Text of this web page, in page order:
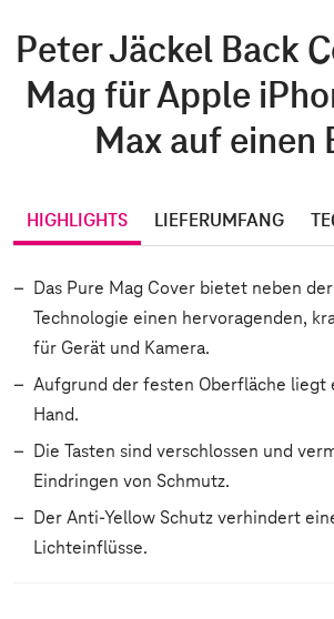
Peter Jäckel Back
Mag für Apple
Max auf einen
HIGHLIGHTS LIEFERUMFANG
Das Pure Mag Cover bietet neben
Technologie einen hervoragenden,
für Gerät und Kamera.
Aufgrund der festen Oberfläche liegt
Hand.
Die Tasten sind verschlossen und
Eindringen von Schmutz.
Der Anti-Yellow Schutz verhindert
Lichteinflüsse.